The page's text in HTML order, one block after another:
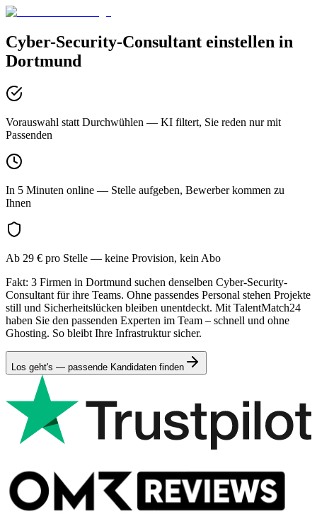
Cyber-Security-Consultant einstellen in
Dortmund
Vorauswahl statt Durchwühlen — KI filtert, Sie reden nur mit
Passenden
In 5 Minuten online — Stelle aufgeben, Bewerber kommen zu
Ihnen
Ab 29 € pro Stelle — keine Provision, kein Abo
Fakt: 3 Firmen in Dortmund suchen denselben Cyber-Security-
Consultant für ihre Teams. Ohne passendes Personal stehen Projekte
still und Sicherheitslücken bleiben unentdeckt. Mit TalentMatch24
haben Sie den passenden Experten im Team – schnell und ohne
Ghosting. So bleibt Ihre Infrastruktur sicher.
Los geht's — passende Kandidaten finden